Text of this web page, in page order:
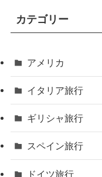
カテゴリー
アメリカ
イタリア旅行
ギリシャ旅行
スペイン旅行
ドイツ旅行